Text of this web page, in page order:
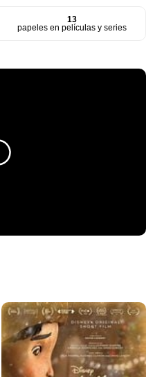
13
papeles en películas y series